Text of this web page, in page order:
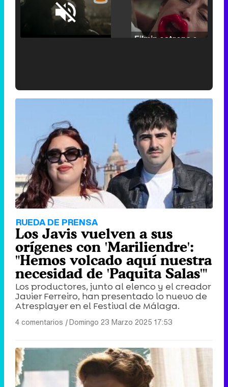
Unmute /
'120 Minutos' celebra sus 2.000 programas en Telemadrid con un vídeo del día a día en la redacción
Tráiler de '33 días', la nueva serie de Atresplayer con Julián Villagrán y José Manuel Poga
Tráiler de la tercera temporada de 'The Walking Dead: Dead City' de AMC+
RUEDA DE PRENSA
Los Javis vuelven a sus
orígenes con 'Mariliendre':
"Hemos volcado aquí nuestra
necesidad de 'Paquita Salas'"
Los productores, junto al elenco y el creador
Javier Ferreiro, han presentado lo nuevo de
Atresplayer en el Festival de Málaga.
4 comentarios |Domingo 23 Marzo 2025 17:53